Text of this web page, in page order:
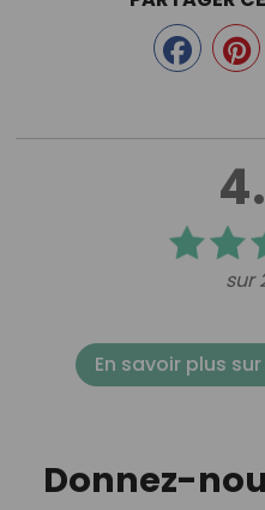
sur
En savoir plus
Donnez-